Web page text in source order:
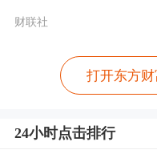
富临精工定增
心在于与“宁王
定。从定增预
定对象发行股票
财联社
打开东方
24小时点击排行